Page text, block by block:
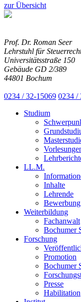
zur Übersicht
Prof. Dr. Roman Seer
Lehrstuhl für
Universitätsstraße 150
Gebäude GD 2/389
44801 Bochum
0234 / 32-15069 0234 /
Studium
LL.M.
Inhalte
Lehrende
Bewerbung
Weiterbildung
Fachanwalt
Bochumer
Forschung
Promotion
Bochumer
Presse
Habilitation